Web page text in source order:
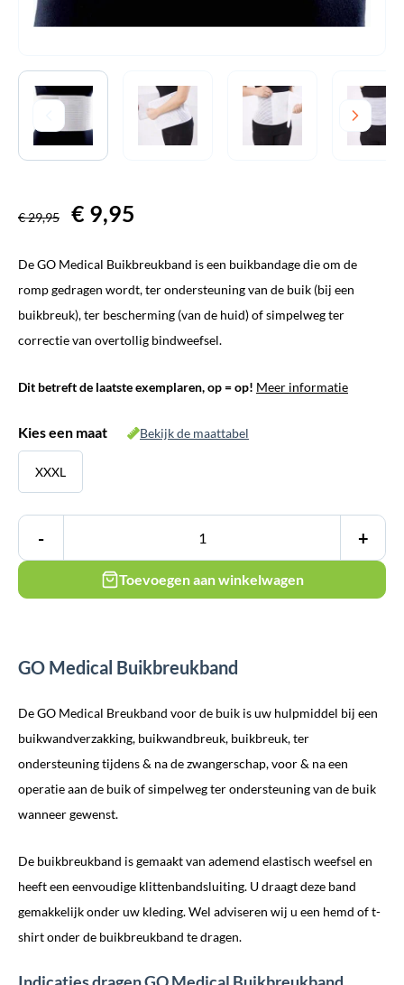
€29,95
Oorspronkelijke
€ 29,95.
€ 9,95
is:
€ 9,95.
De GO Medical Buikbreukband is een buikbandage die om de
romp gedragen wordt, ter ondersteuning van de buik (bij een
buikbreuk), ter bescherming (van de huid) of simpelweg ter
correctie van overtollig bindweefsel.
Dit betreft de laatste exemplaren, op = op! Meer informatie
Kies een maat Bekijk de maattabel
XXXL
- +
Toevoegen aan winkelwagen
GO Medical Buikbreukband
De GO Medical Breukband voor de buik is uw hulpmiddel bij een
buikwandverzakking, buikwandbreuk, buikbreuk, ter
ondersteuning tijdens & na de zwangerschap, voor & na een
operatie aan de buik of simpelweg ter ondersteuning van de buik
wanneer gewenst.
De buikbreukband is gemaakt van ademend elastisch weefsel en
heeft een eenvoudige klittenbandsluiting. U draagt deze band
gemakkelijk onder uw kleding. Wel adviseren wij u een hemd of t-
shirt onder de buikbreukband te dragen.